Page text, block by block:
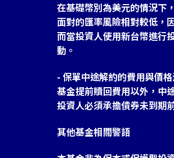
在基礎幣別為美元的情況下
面對的匯率風險相對較低，
而當投資人使用新台幣進行
動。
- 保單中途解約的費用與價
基金提前贖回費用以外，中
投資人必須承擔債券未到期
其他基金相關警語